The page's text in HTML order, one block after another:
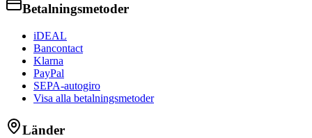
Betalningsmetoder
iDEAL
Bancontact
Klarna
PayPal
SEPA-autogiro
Visa alla betalningsmetoder
Länder